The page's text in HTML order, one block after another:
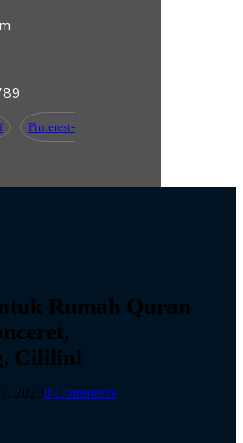
Pinterest-
Rumah Quran
Cililin!
20230 Comments